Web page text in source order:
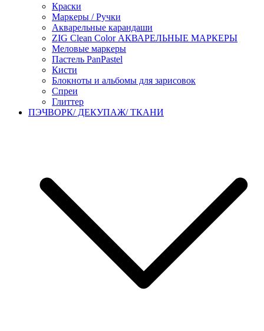
Краски
Маркеры / Ручки
Акварельные карандаши
ZIG Clean Color АКВАРЕЛЬНЫЕ МАРКЕРЫ
Меловые маркеры
Пастель PanPastel
Кисти
Блокноты и альбомы для зарисовок
Спреи
Глиттер
ПЭЧВОРК/ ДЕКУПАЖ/ ТКАНИ